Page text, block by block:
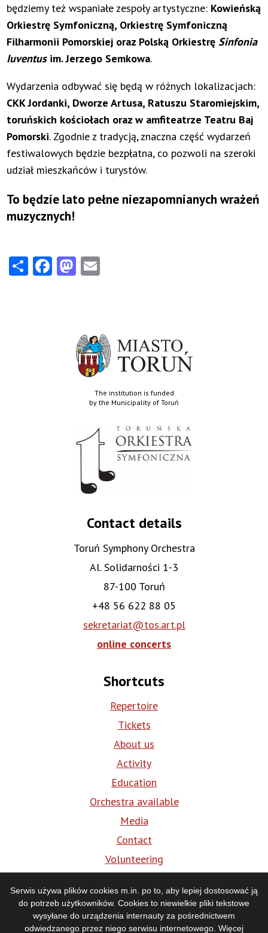
Serwis używa plików cookies m.in. po to, aby lepiej dostosować ją
do potrzeb użytkowników. Cookies to niewielkie pliki tekstowe
wysyłane do urządzenia internauty za pośrednictwem
odwiedzanego przez niego serwisu internetowego. Więcej
będziemy też wspaniałe zespoły artystyczne: Kowieńską
Orkiestrę Symfoniczną, Orkiestrę Symfoniczną
Filharmonii Pomorskiej oraz Polską OrkiestręSinfonia
Iuventusim. Jerzego Semkowa.
Wydarzenia odbywać się będą w różnych lokalizacjach:
CKK Jordanki, Dworze Artusa, Ratuszu Staromiejskim,
toruńskich kościołach oraz w amfiteatrze Teatru Baj
Pomorski. Zgodnie z tradycją, znaczna część wydarzeń
festiwalowych będzie bezpłatna, co pozwoli na szeroki
udział mieszkańców i turystów.
To będzie lato pełne niezapomnianych wrażeń
muzycznych!
ShareFacebook
Mastodon
The institution is funded
by the Municipality of Toruń
Contact details
Toruń Symphony Orchestra
Al. Solidarności 1-3
87-100 Toruń
+48 56 622 88 05
sekretariat@tos.art.pl
online concerts
Shortcuts
Repertoire
Tickets
About us
Activity
Education
Orchestra available
Media
Contact
Volunteering
Media